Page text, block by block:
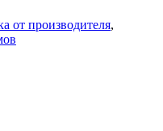
от производителя,